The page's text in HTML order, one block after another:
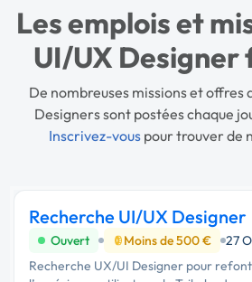
Les emplois et
UI/UX Designer
De nombreuses missions et offres
Designers sont postées chaque
Inscrivez-vouspour trouver de
Recherche UI/UX Designer
Ouvert
Moins de 500 € 27
Recherche UX/UI Designer pour